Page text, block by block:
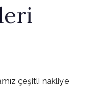
çeşitli nakliye